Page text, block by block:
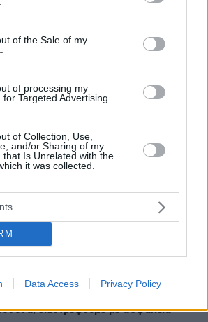
to Google and its third-party tags to
specified purposes in below Google
of the Sale of my
of processing my
Targeted Advertising.
of Collection, Use,
and/or Sharing of my
that Is Unrelated with the
it was collected.
Data Access Privacy Policy
τη Sophia. Την πρώτη 24/7
τον τρόπο με τον οποίο μαθαίνουν οι
στην καρδιά της Αθήνας
επιστρέφουμε με ασφάλεια